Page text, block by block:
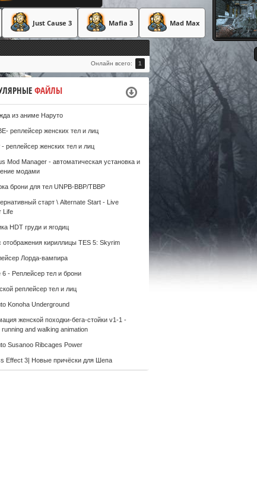
Just Cause 3 Mafia 3 Mad Max
Онлайн всего: 1
ФАЙЛЫ
из аниме Наруто
реплейсер женских тел и лиц
- реплейсер женских тел и лиц
Mod Manager - автоматическая установка и
модами
брони для тел UNPB-BBP/TBBP
старт \ Alternate Start - Live
Life
HDT груди и ягодиц
отображения кириллицы TES 5: Skyrim
Лорда-вампира
6 - Реплейсер тел и брони
реплейсер тел и лиц
Konoha Underground
женской походки-бега-стойки v1-1 -
running and walking animation
Susanoo Ribcages Power
Effect 3| Новые причёски для Шепа